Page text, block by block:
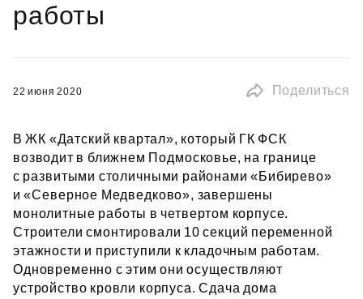
работы
22 июня 2020 Поделиться
В ЖК «Датский квартал», который ГК ФСК
возводит в ближнем Подмосковье, на границе
с развитыми столичными районами «Бибирево»
и «Северное Медведково», завершены
монолитные работы в четвертом корпусе.
Строители смонтировали 10 секций переменной
этажности и приступили к кладочным работам.
Одновременно с этим они осуществляют
устройство кровли корпуса. Сдача дома